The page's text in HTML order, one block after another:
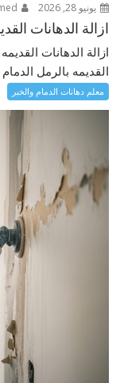
يونيو 28, 2026
ازالة الدهانات القديمه
ازالة الدهانات
القديمه بالرمل
معلم دهانات الدمام والخبر